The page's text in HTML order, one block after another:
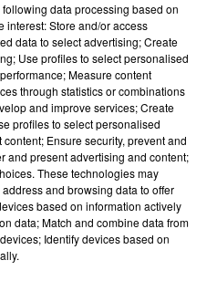
tournoi de rugby à 5
- Queue du Bonheur, au
following data processing based on
interest: Store and/or access
data to select advertising; Create
Use profiles to select personalised
Measure content
through statistics or combinations
and improve services; Create
profiles to select personalised
Ensure security, prevent and
and present advertising and content;
These technologies may
and browsing data to offer
based on information actively
data; Match and combine data from
Identify devices based on